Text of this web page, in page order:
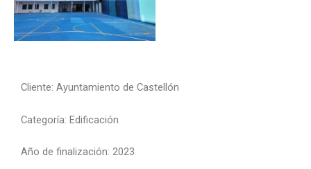
Cliente: Ayuntamiento de Castellón
Categoría: Edificación
Año de finalización: 2023